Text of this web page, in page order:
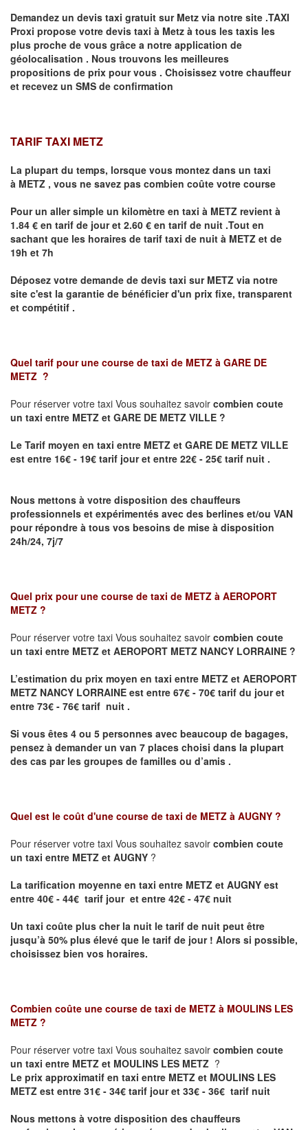
Demandez un devis taxi gratuit sur Metz via notre site .TAXI
Proxi propose votre devis taxi à Metz à tous les taxis les
plus proche de vous grâce a notre application de
géolocalisation . Nous trouvons les meilleures
propositions de prix pour vous . Choisissez votre chauffeur
et recevez un SMS de confirmation
TARIF TAXI METZ
La plupart du temps, lorsque vous montez dans un taxi
à METZ , vous ne savez pas combien coûte votre course
Pour un aller simple un kilomètre en taxi à METZ revient à
1.84 € en tarif de jour et 2.60 € en tarif de nuit .Tout en
sachant que les horaires de tarif taxi de nuit à METZ et de
19h et 7h
Déposez votre demande de devis taxi sur METZ via notre
site c'est la garantie de bénéficier d'un prix fixe, transparent
et compétitif .
Quel tarif pour une course de taxi de METZ à GARE DE
METZ ?
Pour réserver votre taxi Vous souhaitez savoir combien coute
un taxi entre METZ et GARE DE METZ VILLE ?
Le Tarif moyen en taxi entre METZ et GARE DE METZ VILLE
est entre 16€ - 19€ tarif jour et entre 22€ - 25€ tarif nuit .
Nous mettons à votre disposition des chauffeurs
professionnels et expérimentés avec des berlines et/ou VAN
pour répondre à tous vos besoins de mise à disposition
24h/24, 7j/7
Quel prix pour une course de taxi de METZ à AEROPORT
METZ ?
Pour réserver votre taxi Vous souhaitez savoir combien coute
un taxi entre METZ et AEROPORT METZ NANCY LORRAINE ?
L’estimation du prix moyen en taxi entre METZ et AEROPORT
METZ NANCY LORRAINE est entre 67€ - 70€ tarif du jour et
entre 73€ - 76€ tarif nuit .
Si vous êtes 4 ou 5 personnes avec beaucoup de bagages,
pensez à demander un van 7 places choisi dans la plupart
des cas par les groupes de familles ou d’amis .
Quel est le coût d'une course de taxi de METZ à AUGNY ?
Pour réserver votre taxi Vous souhaitez savoir combien coute
un taxi entre METZ et AUGNY ?
La tarification moyenne en taxi entre METZ et AUGNY est
entre 40€ - 44€ tarif jour et entre 42€ - 47€ nuit
Un taxi coûte plus cher la nuit le tarif de nuit peut être
jusqu’à 50% plus élevé que le tarif de jour ! Alors si possible,
choisissez bien vos horaires.
Combien coûte une course de taxi de METZ à MOULINS LES
METZ ?
Pour réserver votre taxi Vous souhaitez savoir combien coute
un taxi entre METZ et MOULINS LES METZ ?
Le prix approximatif en taxi entre METZ et MOULINS LES
METZ est entre 31€ - 34€ tarif jour et 33€ - 36€ tarif nuit
Nous mettons à votre disposition des chauffeurs